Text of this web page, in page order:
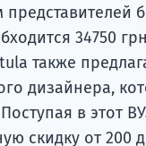
34750
также
дизайнера,
в этот
скидку от 200